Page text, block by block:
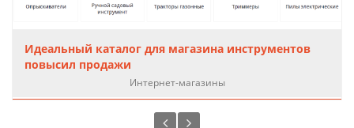
Идеальный каталог для магазина инструментов
повысил продажи
Интернет-магазины